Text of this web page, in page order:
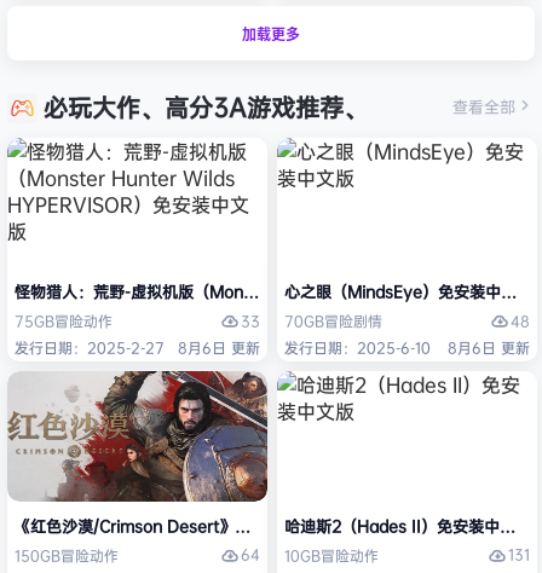
加载更多
必玩大作、高分3A游戏推荐、 查看全部
怪物猎人：荒野-虚拟机版（Monster Hunter Wilds HYPERVISOR）免安
75GB冒险动作
33
发行日期：2025-2-27
8月6日 更新
心之眼（MindsEye）免安装中文版
70GB冒险剧情
48
发行日期：2025-6-10
8月6日 更新
《红色沙漠/Crimson Desert》免安装中文版
150GB冒险动作
64
哈迪斯2（Hades II）免安装中文版
10GB冒险动作
131